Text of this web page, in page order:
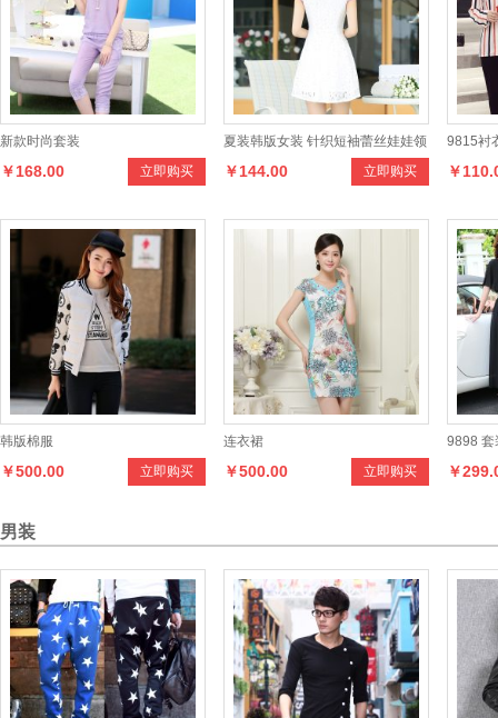
新款时尚套装
立即购买
￥168.00
夏装韩版女装 针织短袖蕾丝娃娃领
连衣裙 立即购买
￥144.00
9815衬
￥
韩版棉服
立即购买
￥500.00
连衣裙
立即购买
￥500.00
9898 套
￥
男装